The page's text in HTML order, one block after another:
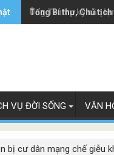
Ông Trump ký sắc
Tổng Bí thư, Chủ tịch
VỤ ĐỜI SỐNG VĂN
bị cư dân mạng chế